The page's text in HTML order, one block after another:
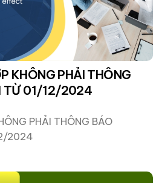
KHÔNG PHẢI THÔNG
TỪ 01/12/2024
PHẢI THÔNG BÁO
2024